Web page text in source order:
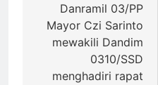
Danramil 03/PP
Mayor Czi Sarinto
mewakili Dandim
0310/SSD
menghadiri rapat